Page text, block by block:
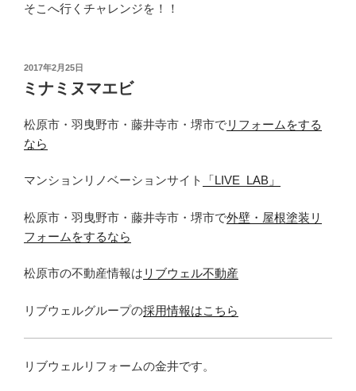
そこへ行くチャレンジを！！
投
稿
日:
2017年2月25日
ミナミヌマエビ
松原市・羽曳野市・藤井寺市・堺市でリフォームをする
なら
マンションリノベーションサイト 「LIVE_LAB」
松原市・羽曳野市・藤井寺市・堺市で外壁・屋根塗装リ
フォームをするなら
松原市の不動産情報は リブウェル不動産
リブウェルグループの採用情報はこちら
リブウェルリフォームの金井です。